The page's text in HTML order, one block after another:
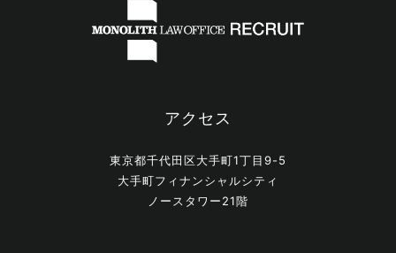
アクセス
東京都千代田区大手町1丁目9-5
大手町フィナンシャルシティ
ノースタワー21階